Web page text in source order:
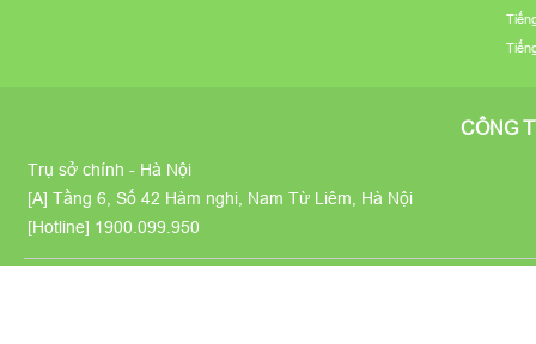
CÔNG
Trụ sở chính - Hà Nội
[A] Tầng 6, Số 42 Hàm nghi, Nam Từ Liêm, Hà Nội
[Hotline] 1900.099.950